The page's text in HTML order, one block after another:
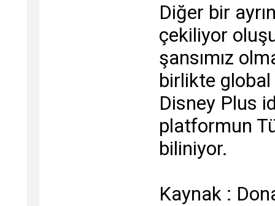
Diğer bir
çekiliyor
şansımız
birlikte global
Disney Plus
platformun
biliniyor.
Kaynak :